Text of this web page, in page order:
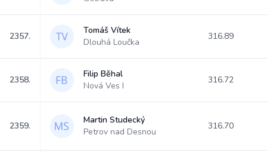
2357.
Tomáš Vítek
Dlouhá Loučka
316.89
2358.
Filip Běhal
Nová Ves I
316.72
2359.
Martin Studecký
Petrov nad Desnou
316.70